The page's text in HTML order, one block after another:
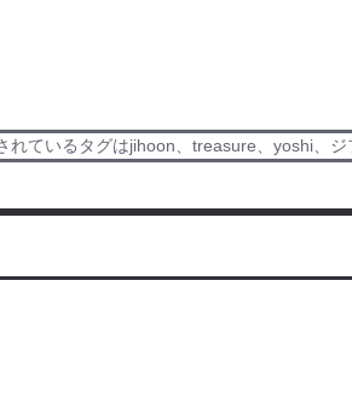
ているタグはjihoon、treasure、yoshi、